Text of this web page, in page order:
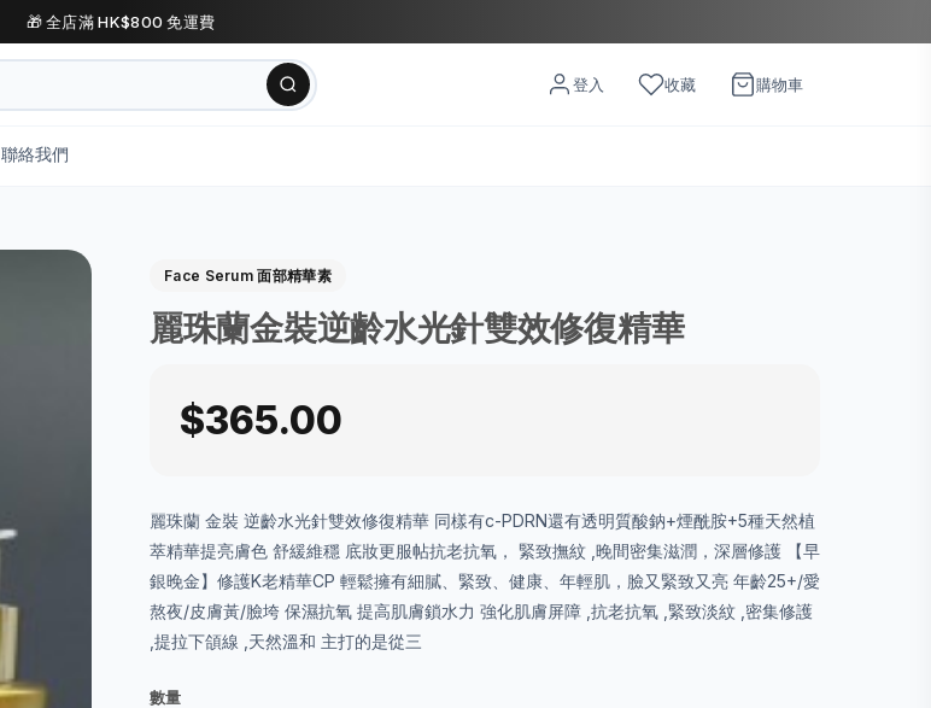
🎁 全店滿 HK$800 免運費
登入 收藏 購物車
聯絡我們
Face Serum 面部精華素
麗珠蘭金裝逆齡水光針雙效修復精華
$365.00
麗珠蘭 金裝 逆齡水光針雙效修復精華 同樣有c-PDRN還有透明質酸鈉+煙酰胺+5種天然植
萃精華提亮膚色 舒緩維穩 底妝更服帖抗老抗氧， 緊致撫紋 ,晚間密集滋潤，深層修護 【早
銀晚金】修護K老精華CP 輕鬆擁有細膩、緊致、健康、年輕肌，臉又緊致又亮 年齡25+/愛
熬夜/皮膚黃/臉垮 保濕抗氧 提高肌膚鎖水力 強化肌膚屏障 ,抗老抗氧 ,緊致淡紋 ,密集修護
,提拉下頜線 ,天然溫和 主打的是從三
數量